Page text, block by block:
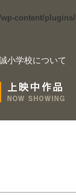
content/
小学校について